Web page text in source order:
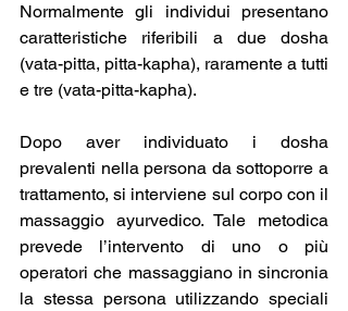
Normalmente gli individui presentano
caratteristiche riferibili a due dosha
(vata-pitta, pitta-kapha), raramente a tutti
e tre (vata-pitta-kapha).
Dopo aver individuato i dosha
prevalenti nella persona da sottoporre a
trattamento, si interviene sul corpo con il
massaggio ayurvedico. Tale metodica
prevede l’intervento di uno o più
operatori che massaggiano in sincronia
la stessa persona utilizzando speciali